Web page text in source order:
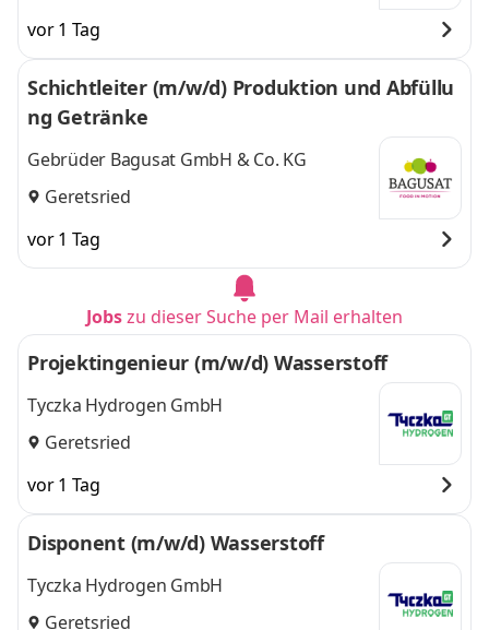
vor 1 Tag
Schichtleiter (m/w/d) Produktion und Abfüllu
ng Getränke
Gebrüder Bagusat GmbH & Co. KG
Geretsried
vor 1 Tag
Jobszu dieser Suche per Mail erhalten
Projektingenieur (m/w/d) Wasserstoff
Tyczka Hydrogen GmbH
Geretsried
vor 1 Tag
Disponent (m/w/d) Wasserstoff
Tyczka Hydrogen GmbH
Geretsried